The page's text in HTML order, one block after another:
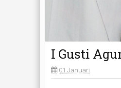
I Gusti
01 Januari